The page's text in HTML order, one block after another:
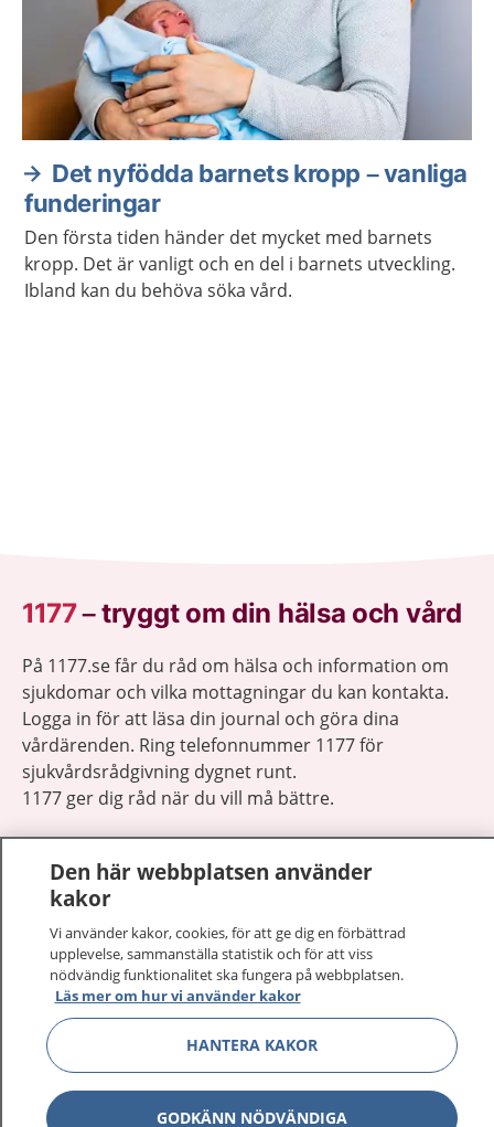
Det nyfödda barnets kropp – vanliga
funderingar
Den första tiden händer det mycket med barnets
kropp. Det är vanligt och en del i barnets utveckling.
Ibland kan du behöva söka vård.
1177–tryggt om din hälsa och vård
På 1177.se får du råd om hälsa och information om
sjukdomar och vilka mottagningar du kan kontakta.
Logga in för att läsa din journal och göra dina
vårdärenden. Ring telefonnummer 1177 för
sjukvårdsrådgivning dygnet runt.
1177 ger dig råd när du vill må bättre.
1177 på flera språk
Om 1177
Kontakt Visa
Den här webbplatsen använder
kakor
Vi använder kakor, cookies, för att ge dig en förbättrad
upplevelse, sammanställa statistik och för att viss
nödvändig funktionalitet ska fungera på webbplatsen.
Läs mer om hur vi använder kakor
HANTERA KAKOR
GODKÄNN NÖDVÄNDIGA